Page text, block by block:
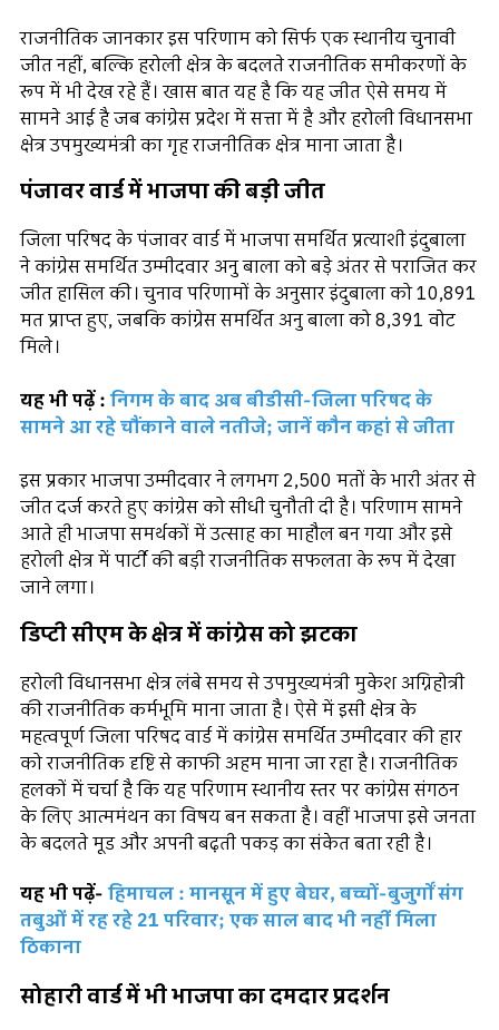
राजनीतिक जानकार इस परिणाम को सिर्फ एक स्थानीय चुनावी
जीत नहीं, बल्कि हरोली क्षेत्र के बदलते राजनीतिक समीकरणों के
रूप में भी देख रहे हैं। खास बात यह है कि यह जीत ऐसे समय में
सामने आई है जब कांग्रेस प्रदेश में सत्ता में है और हरोली विधानसभा
क्षेत्र उपमुख्यमंत्री का गृह राजनीतिक क्षेत्र माना जाता है।
पंजावर वार्ड में भाजपा की बड़ी जीत
जिला परिषद के पंजावर वार्ड में भाजपा समर्थित प्रत्याशी इंदुबाला
ने कांग्रेस समर्थित उम्मीदवार अनु बाला को बड़े अंतर से पराजित कर
जीत हासिल की। चुनाव परिणामों के अनुसार इंदुबाला को 10,891
मत प्राप्त हुए, जबकि कांग्रेस समर्थित अनु बाला को 8,391 वोट
मिले।
यह भी पढ़ें : निगम के बाद अब बीडीसी-जिला परिषद के
सामने आ रहे चौंकाने वाले नतीजे; जानें कौन कहां से जीता
इस प्रकार भाजपा उम्मीदवार ने लगभग 2,500 मतों के भारी अंतर से
जीत दर्ज करते हुए कांग्रेस को सीधी चुनौती दी है। परिणाम सामने
आते ही भाजपा समर्थकों में उत्साह का माहौल बन गया और इसे
हरोली क्षेत्र में पार्टी की बड़ी राजनीतिक सफलता के रूप में देखा
जाने लगा।
डिप्टी सीएम के क्षेत्र में कांग्रेस को झटका
हरोली विधानसभा क्षेत्र लंबे समय से उपमुख्यमंत्री मुकेश अग्निहोत्री
की राजनीतिक कर्मभूमि माना जाता है। ऐसे में इसी क्षेत्र के
महत्वपूर्ण जिला परिषद वार्ड में कांग्रेस समर्थित उम्मीदवार की हार
को राजनीतिक दृष्टि से काफी अहम माना जा रहा है। राजनीतिक
हलकों में चर्चा है कि यह परिणाम स्थानीय स्तर पर कांग्रेस संगठन
के लिए आत्ममंथन का विषय बन सकता है। वहीं भाजपा इसे जनता
के बदलते मूड और अपनी बढ़ती पकड़ का संकेत बता रही है।
यह भी पढ़ें- हिमाचल : मानसून में हुए बेघर, बच्चों-बुजुर्गों संग
तबुओं में रह रहे 21 परिवार; एक साल बाद भी नहीं मिला
ठिकाना
सोहारी वार्ड में भी भाजपा का दमदार प्रदर्शन